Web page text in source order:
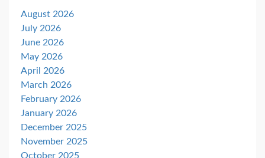
August 2026
July 2026
June 2026
May 2026
April 2026
March 2026
February 2026
January 2026
December 2025
November 2025
October 2025